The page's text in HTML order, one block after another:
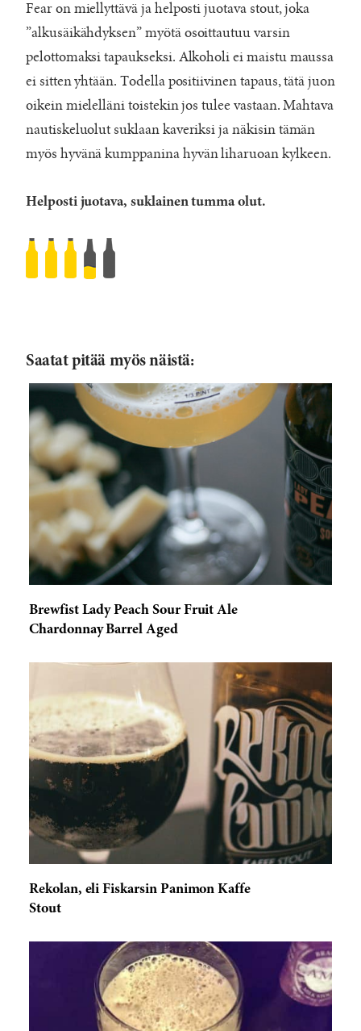
Fear on miellyttävä ja helposti juotava stout, joka
”alkusäikähdyksen” myötä osoittautuu varsin
pelottomaksi tapaukseksi. Alkoholi ei maistu maussa
ei sitten yhtään. Todella positiivinen tapaus, tätä juon
oikein mielelläni toistekin jos tulee vastaan. Mahtava
nautiskeluolut suklaan kaveriksi ja näkisin tämän
myös hyvänä kumppanina hyvän liharuoan kylkeen.
Helposti juotava, suklainen tumma olut.
BrewFist
Fear
on
5482
reviews
Saatat pitää myös näistä:
Brewfist Lady Peach Sour Fruit Ale
Chardonnay Barrel Aged
Rekolan, eli Fiskarsin Panimon Kaffe
Stout